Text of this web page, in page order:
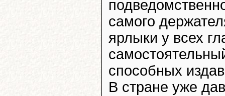
самого
ярлыки у всех
способных
В стране уже